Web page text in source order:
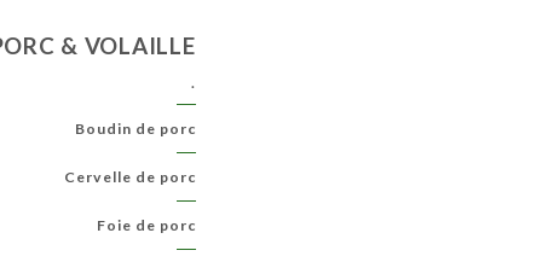
& VOLAILLE
.
Boudin de porc
Cervelle de porc
Foie de porc